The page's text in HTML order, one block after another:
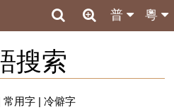
粵
普
搜索
常用字| 冷僻字